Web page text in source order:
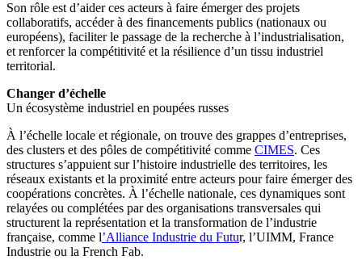
Son rôle est d’aider ces acteurs à faire émerger des projets
collaboratifs, accéder à des financements publics (nationaux ou
européens), faciliter le passage de la recherche à l’industrialisation,
et renforcer la compétitivité et la résilience d’un tissu industriel
territorial.
Changer d’échelle
Un écosystème industriel en poupées russes
À l’échelle locale et régionale, on trouve des grappes d’entreprises,
des clusters et des pôles de compétitivité comme CIMES. Ces
structures s’appuient sur l’histoire industrielle des territoires, les
réseaux existants et la proximité entre acteurs pour faire émerger des
coopérations concrètes. À l’échelle nationale, ces dynamiques sont
relayées ou complétées par des organisations transversales qui
structurent la représentation et la transformation de l’industrie
française, comme l’Alliance Industrie du Futur, l’UIMM, France
Industrie ou la French Fab.